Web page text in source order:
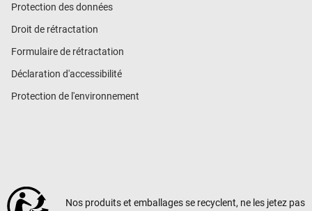
Protection des données
Droit de rétractation
Formulaire de rétractation
Déclaration d'accessibilité
Protection de l'environnement
Nos produits et emballages se recyclent, ne les jetez pas